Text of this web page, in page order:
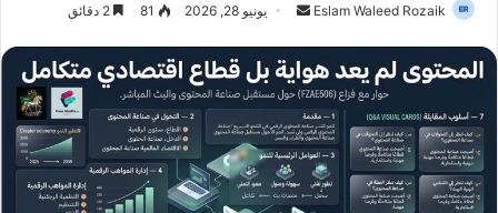
Eslam Waleed Rozaik
س
ل
ر
ي
د
يونيو 28, 2026 81